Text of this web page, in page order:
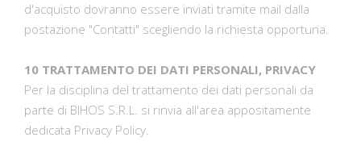
d'acquisto dovranno essere inviati tramite mail dalla
postazione "Contatti" scegliendo la richiesta opportuna.
10 TRATTAMENTO DEI DATI PERSONALI, PRIVACY
Per la disciplina del trattamento dei dati personali da
parte di BIHOS S.R.L. si rinvia all'area appositamente
dedicata Privacy Policy.